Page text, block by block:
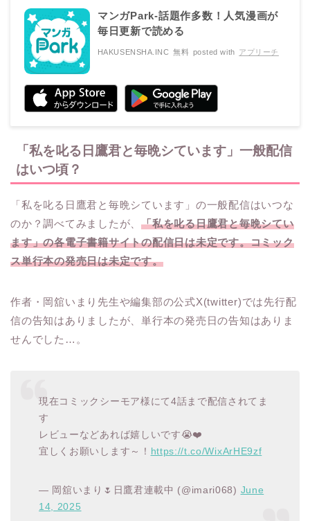
マンガPark-話題作多数！人気漫画が
毎日更新で読める
HAKUSENSHA.INC 無料 posted with アプリーチ
「私を叱る日鷹君と毎晩シています」一般配信
はいつ頃？
「私を叱る日鷹君と毎晩シています」の一般配信はいつな
のか？調べてみましたが、「私を叱る日鷹君と毎晩シてい
ます」の各電子書籍サイトの配信日は未定です。コミック
ス単行本の発売日は未定です。
作者・岡舘いまり先生や編集部の公式X(twitter)では先行配
信の告知はありましたが、単行本の発売日の告知はありま
せんでした…。
現在コミックシーモア様にて4話まで配信されてま
す
レビューなどあれば嬉しいです😭❤️
宜しくお願いします～！ https://t.co/WixArHE9zf
— 岡舘いまり🌷日鷹君連載中 (@imari068) June
14, 2025